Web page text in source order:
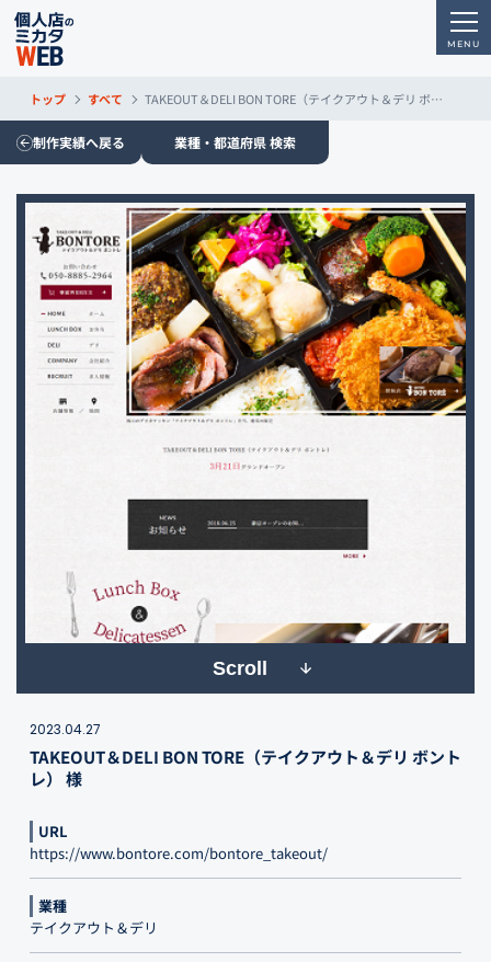
トップ すべて TAKEOUT＆DELI BON TORE（テイクアウト＆デリ ボントレ）
制作実績へ戻る 業種・都道府県 検索
Scroll
2023.04.27
TAKEOUT＆DELI BON TORE（テイクアウト＆デリ ボント
レ） 様
URL
https://www.bontore.com/bontore_takeout/
業種
テイクアウト＆デリ